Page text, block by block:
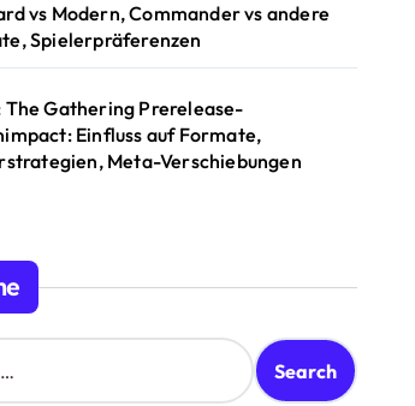
vs Modern, Commander vs andere
Spielerpräferenzen
The Gathering Prerelease-
Einfluss auf Formate,
Meta-Verschiebungen